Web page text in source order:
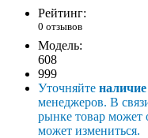
Рейтинг:
0 отзывов
Модель:
608
999
Уточняйте
менеджеров. В
рынке товар может
может измениться.